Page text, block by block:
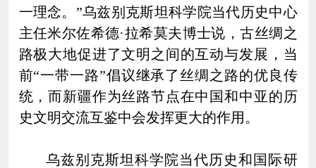
一理念。”乌兹别克斯坦科学院当代历史中心
主任米尔佐希德·拉希莫夫博士说，古丝绸之
路极大地促进了文明之间的互动与发展，当
前“一带一路”倡议继承了丝绸之路的优良传
统，而新疆作为丝路节点在中国和中亚的历
史文明交流互鉴中会发挥更大的作用。
乌兹别克斯坦科学院当代历史和国际研